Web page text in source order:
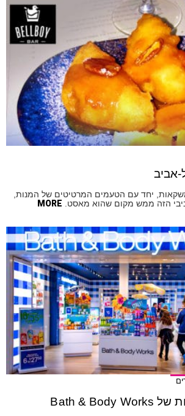
אביב
יחד עם הטעמים המרטיטים של המנות,
הזה ממש מקום שהוא מאסט. MORE